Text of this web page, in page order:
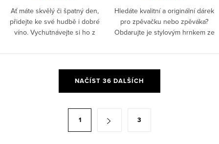
Ať máte skvělý či špatný den,
přidejte ke své hudbě i dobré
víno. Vychutnávejte si ho z
Hledáte kvalitní a originální dárek
pro zpěvačku nebo zpěváka?
Obdarujte je stylovým hrnkem ze
NAČÍST 36 DALŠÍCH
1 3